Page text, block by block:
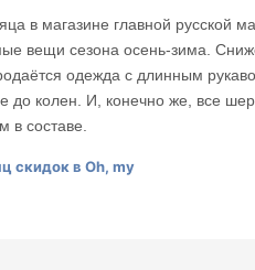
в магазине главной русской
вещи сезона осень-зима.
одежда с длинным
колен. И, конечно же, все
составе.